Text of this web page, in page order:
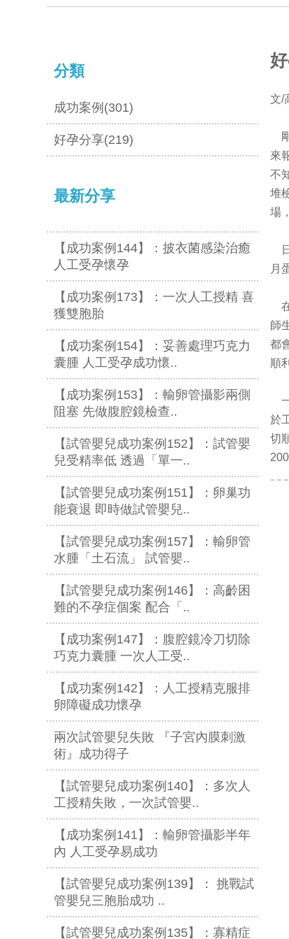
分類
成功案例(301)
好孕分享(219)
最新分享
【成功案例144】：披衣菌感染治癒
人工受孕懷孕
【成功案例173】：一次人工授精 喜
獲雙胞胎
【成功案例154】：妥善處理巧克力
囊腫 人工受孕成功懷..
【成功案例153】：輸卵管攝影兩側
阻塞 先做腹腔鏡檢查..
【試管嬰兒成功案例152】：試管嬰
兒受精率低 透過「單一..
【試管嬰兒成功案例151】：卵巢功
能衰退 即時做試管嬰兒..
【試管嬰兒成功案例157】：輸卵管
水腫「土石流」 試管嬰..
【試管嬰兒成功案例146】：高齡困
難的不孕症個案 配合「..
【成功案例147】：腹腔鏡冷刀切除
巧克力囊腫 一次人工受..
【成功案例142】：人工授精克服排
卵障礙成功懷孕
兩次試管嬰兒失敗 『子宮內膜刺激
術』成功得子
【試管嬰兒成功案例140】：多次人
工授精失敗，一次試管嬰..
【成功案例141】：輸卵管攝影半年
內 人工受孕易成功
【試管嬰兒成功案例139】： 挑戰試
管嬰兒三胞胎成功 ..
【試管嬰兒成功案例135】：寡精症
文/
來
不
堆
場
月
師
都
順
於
切